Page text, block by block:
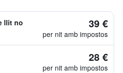
llit no
39 €
per nit amb impostos
28 €
per nit amb impostos